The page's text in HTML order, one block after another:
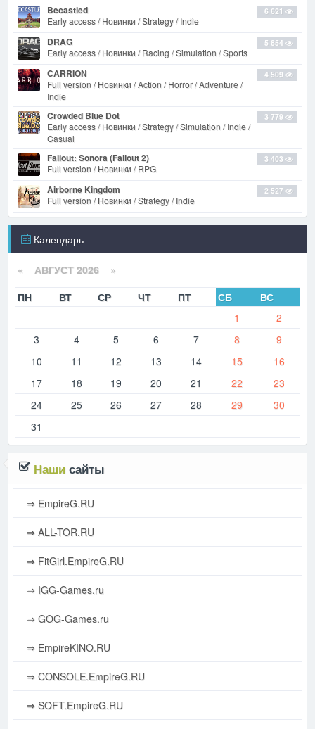
6 621
Becastled
Early access / Новинки / Strategy / Indie
5 854
DRAG
Early access / Новинки / Racing / Simulation / Sports
4 509
CARRION
Full version / Новинки / Action / Horror / Adventure /
Indie
3 779
Crowded Blue Dot
Early access / Новинки / Strategy / Simulation / Indie /
Casual
3 403
Fallout: Sonora (Fallout 2)
Full version / Новинки / RPG
2 527
Airborne Kingdom
Full version / Новинки / Strategy / Indie
Календарь
« АВГУСТ 2026 »
ПН
ВТ СР ЧТ ПТ СБ
ВС
1
2
3
4 5 6 7 8
9
10
11 12 13 14 15
16
17
18 19 20 21 22
23
24
25 26 27 28 29
30
31
Наши сайты
⇒ EmpireG.RU
⇒ ALL-TOR.RU
⇒ FitGirl.EmpireG.RU
⇒ IGG-Games.ru
⇒ GOG-Games.ru
⇒ EmpireKINO.RU
⇒ CONSOLE.EmpireG.RU
⇒ SOFT.EmpireG.RU